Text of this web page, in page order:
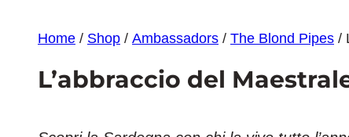
Home / Shop / Ambassadors / The Blond Pipes /
L’abbraccio del